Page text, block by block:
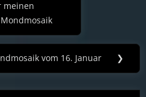
meinen
vom 16. Januar ❯